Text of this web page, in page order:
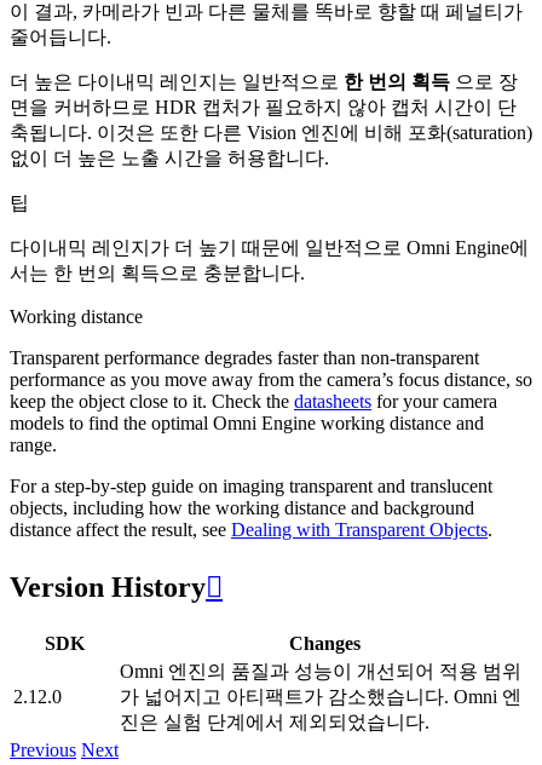
이 결과, 카메라가 빈과 다른 물체를 똑바로 향할 때 페널티가
줄어듭니다.
더 높은 다이내믹 레인지는 일반적으로 한 번의 획득 으로 장
면을 커버하므로 HDR 캡처가 필요하지 않아 캡처 시간이 단
축됩니다. 이것은 또한 다른 Vision 엔진에 비해 포화(saturation)
없이 더 높은 노출 시간을 허용합니다.
팁
다이내믹 레인지가 더 높기 때문에 일반적으로 Omni Engine에
서는 한 번의 획득으로 충분합니다.
Working distance
Transparent performance degrades faster than non-transparent
performance as you move away from the camera’s focus distance, so
keep the object close to it. Check the datasheets for your camera
models to find the optimal Omni Engine working distance and
range.
For a step-by-step guide on imaging transparent and translucent
objects, including how the working distance and background
distance affect the result, see Dealing with Transparent Objects.
Version History
SDK Changes
2.12.0
Omni 엔진의 품질과 성능이 개선되어 적용 범위
가 넓어지고 아티팩트가 감소했습니다. Omni 엔
진은 실험 단계에서 제외되었습니다.
Previous Next